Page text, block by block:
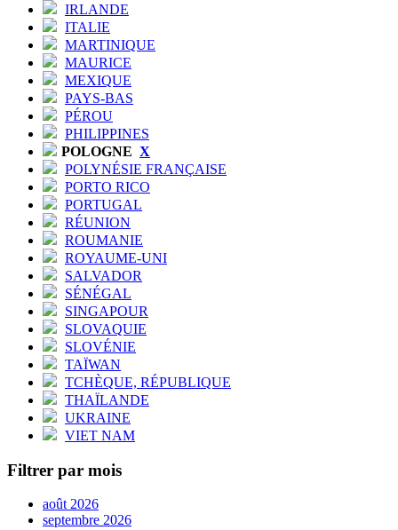
IRLANDE
ITALIE
MARTINIQUE
MAURICE
MEXIQUE
PAYS-BAS
PÉROU
PHILIPPINES
POLOGNE X
POLYNÉSIE FRANÇAISE
PORTO RICO
PORTUGAL
RÉUNION
ROUMANIE
ROYAUME-UNI
SALVADOR
SÉNÉGAL
SINGAPOUR
SLOVAQUIE
SLOVÉNIE
TAÏWAN
TCHÈQUE, RÉPUBLIQUE
THAÏLANDE
UKRAINE
VIET NAM
Filtrer par mois
août 2026
septembre 2026